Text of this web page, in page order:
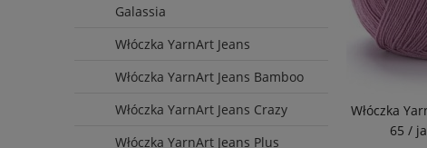
Galassia
Włóczka YarnArt Jeans
Włóczka YarnArt Jeans Bamboo
Włóczka YarnArt Jeans Crazy
Włóczka YarnArt Jeans Plus
Włóczka
65 /